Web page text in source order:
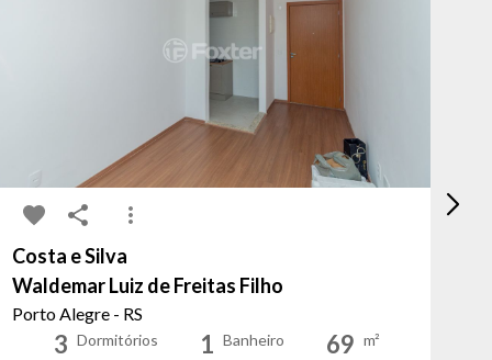
Costa e Silva
Waldemar Luiz de Freitas Filho
Porto Alegre - RS
3 Dormitórios 1 Banheiro 69 m²